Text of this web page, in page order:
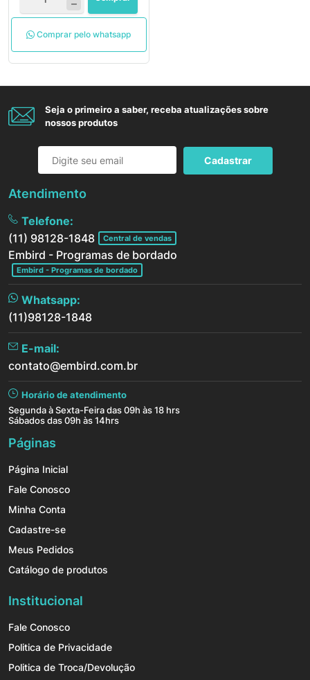
Comprar pelo whatsapp
Seja o primeiro a saber, receba atualizações sobre
nossos produtos
Cadastrar
Atendimento
Telefone:
(11) 98128-1848
Central de vendas
Embird - Programas de bordado
Embird - Programas de bordado
Whatsapp:
(11)98128-1848
E-mail:
contato@embird.com.br
Horário de atendimento
Segunda à Sexta-Feira das 09h às 18 hrs
Sábados das 09h às 14hrs
Páginas
Página Inicial
Fale Conosco
Minha Conta
Cadastre-se
Meus Pedidos
Catálogo de produtos
Institucional
Fale Conosco
Politica de Privacidade
Politica de Troca/Devolução